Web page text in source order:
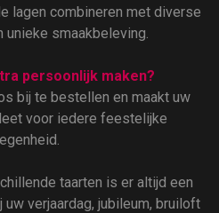
lagen combineren met diverse
unieke smaakbeleving.
persoonlijk maken?
bij te bestellen en maakt uw
voor iedere feestelijke
taarten is er altijd een
verjaardag, jubileum, bruiloft